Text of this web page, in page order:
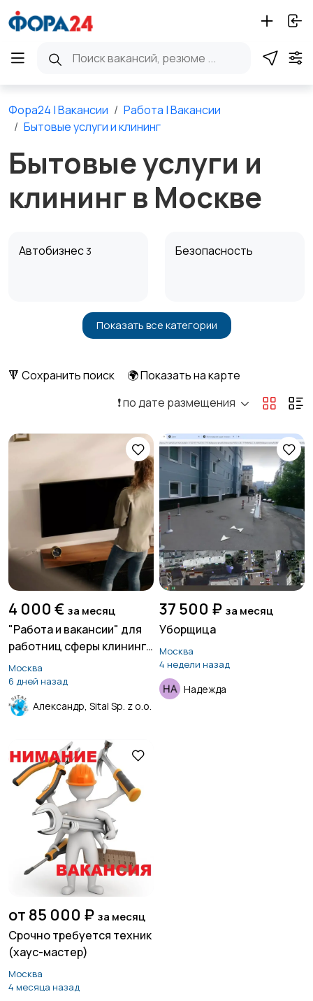
Фора24 | Вакансии
Работа | Вакансии
Бытовые услуги и клининг
Бытовые услуги и
клининг в Москве
Автобизнес 3 Безопасность
Бытовые услуги и
Высший менеджмент
Добыча сырья,
Домашний персонал Издательства и СМИ
Информационные
технологии
Искусство и
развлечения1
Курьеры | Доставка
24
Магазины
8
Начало карьеры6
Офисный персонал
Продажи
Показать все категории
🔻 Сохранить поиск
🌍 Показать на карте
❗️ по дате размещения
4 000 € за месяц
"Работа и вакансии" для
работниц сферы клининга
и уборок в Швейцарии
Москва
6 дней назад
Александр, Sital Sp. z o.o.
37 500 ₽ за месяц
Уборщица
Москва
4 недели назад
Надежда
от 85 000 ₽ за месяц
Срочно требуется техник
(хаус-мастер)
Москва
4 месяца назад